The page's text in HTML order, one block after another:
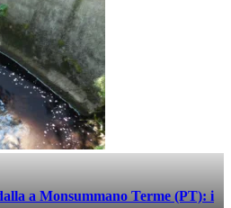
a Monsummano Terme (PT): i